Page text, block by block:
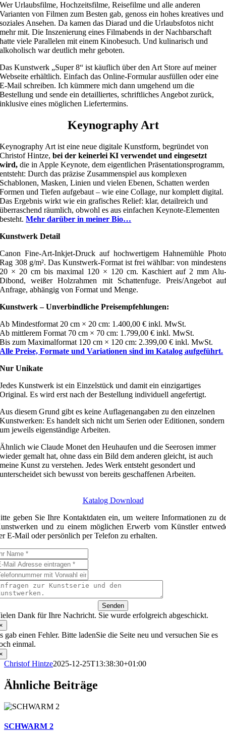
Wer Urlaubsfilme, Hochzeitsfilme, Reisefilme und alle anderen
Varianten von Filmen zum Besten gab, genoss ein hohes kreatives und
soziales Ansehen. Da kamen das Diarad und die Urlaubsfotos nicht
mehr mit. Die Inszenierung eines Filmabends in der Nachbarschaft
hatte viele Parallelen mit einem Kinobesuch. Und kulinarisch und
alkoholisch war deutlich mehr geboten.
Das Kunstwerk „Super 8“ ist käuflich über den Art Store auf meiner
Webseite erhältlich. Einfach das Online-Formular ausfüllen oder eine
E-Mail schreiben. Ich kümmere mich dann umgehend um die
Bestellung und sende ein detailliertes, schriftliches Angebot zurück,
inklusive eines möglichen Liefertermins.
Keynography Art
Keynography Art ist eine neue digitale Kunstform, begründet von
Christof Hintze,bei der keinerlei KI verwendet und eingesetzt
wird, die in Apple Keynote, dem eigentlichen Präsentationsprogramm,
entsteht: Durch das präzise Zusammenspiel aus komplexen
Schablonen, Masken, Linien und vielen Ebenen, Schatten werden
Formen und Tiefen aufgebaut – wie eine Collage, nur komplett digital.
Das Ergebnis wirkt wie ein grafisches Relief: klar, detailreich und
überraschend räumlich, obwohl es aus einfachen Keynote-Elementen
besteht.Mehr darüber in meiner Bio…
Kunstwerk Detail
Canon Fine-Art-Inkjet-Druck auf hochwertigem Hahnemühle Photo
Rag 308 g/m². Das Kunstwerk-Format ist frei wählbar: von mindestens
20 × 20 cm bis maximal 120 × 120 cm. Kaschiert auf 2 mm Alu-
Dibond, weißer Holzrahmen mit Schattenfuge. Preis/Angebot auf
Anfrage, abhängig von Format und Menge.
Kunstwerk – Unverbindliche Preisempfehlungen:
Ab Mindestformat 20 cm × 20 cm: 1.400,00 € inkl. MwSt.
Ab mittlerem Format 70 cm × 70 cm: 1.799,00 € inkl. MwSt.
Bis zum Maximalformat 120 cm × 120 cm: 2.399,00 € inkl. MwSt.
Alle Preise, Formate und Variationen sind im Katalog aufgeführt.
Nur Unikate
Jedes Kunstwerk ist ein Einzelstück und damit ein einzigartiges
Original. Es wird erst nach der Bestellung individuell angefertigt.
Aus diesem Grund gibt es keine Auflagenangaben zu den einzelnen
Kunstwerken: Es handelt sich nicht um Serien oder Editionen, sondern
um jeweils eigenständige Arbeiten.
Ähnlich wie Claude Monet den Heuhaufen und die Seerosen immer
wieder gemalt hat, ohne dass ein Bild dem anderen gleicht, ist auch
meine Kunst zu verstehen. Jedes Werk entsteht gesondert und
unterscheidet sich bewusst von bereits geschaffenen Arbeiten.
Katalog Download
geben Sie Ihre Kontaktdaten ein, um weitere Informationen zu
und zu einem möglichen Erwerb vom Künstler
E-Mail oder persönlich per Telefon zu erhalten.
Senden
Dank für Ihre Nachricht. Sie wurde erfolgreich abgeschickt.
gab einen Fehler. Bitte ladenSie die Seite neu und versuchen Sie es
einmal.
Christof Hintze2025-12-25T13:38:30+01:00
Ähnliche Beiträge
SCHWARM 2